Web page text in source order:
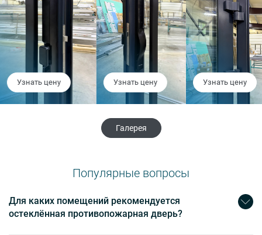
Узнать цену Узнать цену Узнать цену
Галерея
Популярные вопросы
Для каких помещений рекомендуется
остеклённая противопожарная дверь?